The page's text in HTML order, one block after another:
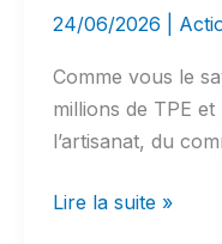
professionnels
anticipez
les
risques
24/06/2026
Comme vous le
millions de TPE
l’artisanat, du
Votre
Lire la suite »